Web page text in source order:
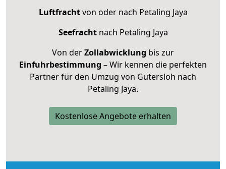
Luftfrachtvon oder nach Petaling Jaya
Seefrachtnach Petaling Jaya
Von derZollabwicklung bis zur
Einfuhrbestimmung – Wir kennen die perfekten
Partner für den Umzug von Gütersloh nach
Petaling Jaya.
Kostenlose Angebote erhalten